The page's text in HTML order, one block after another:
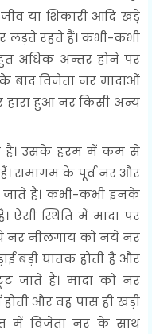
या शिकारी आदि खड़े
लड़ते रहते हैं। कभी-कभी
अधिक अन्तर होने पर
बाद विजेता नर मादाओं
हुआ नर किसी अन्य
है। उसके हरम में कम से
समागम के पूर्व नर और
हैं। कभी-कभी इनके
स्थिति में मादा पर
नर नीलगाय को नये नर
बड़ी घातक होती है और
जाते हैं। मादा को नर
और वह पास ही खड़ी
में विजेता नर के साथ